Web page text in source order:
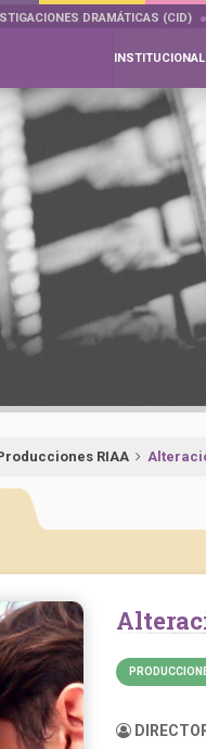
DRAMÁTICAS (CID)
INSTITUCIONAL
RIAA